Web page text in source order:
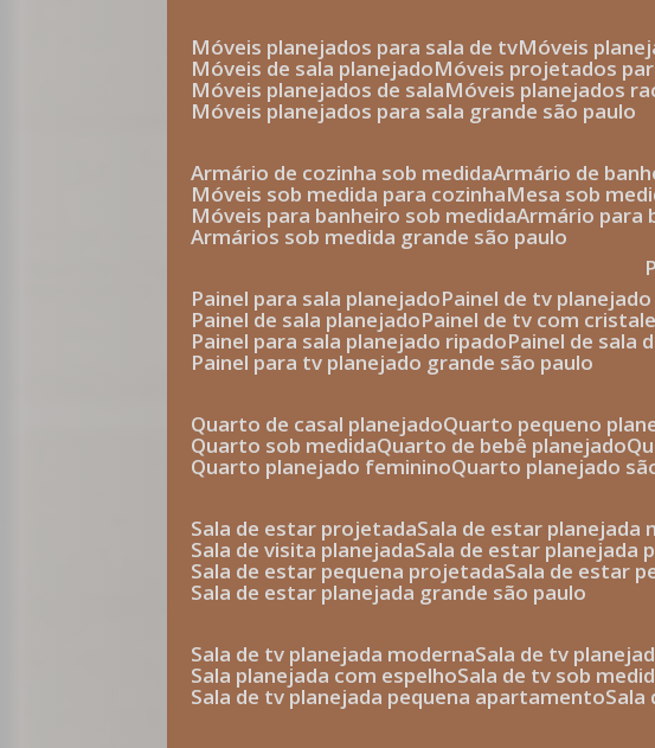
móveis planejados para sala de tv
móveis
móveis de sala planejado móveis projetados
móveis planejados de sala móveis planejados
móveis planejados para sala grande são paulo
armário de cozinha sob medida armário de
móveis sob medida para cozinha mesa sob
móveis para banheiro sob medida armário
armários sob medida grande são paulo
painel para sala planejado painel de tv
painel de sala planejado painel de tv com
painel para sala planejado ripado painel de sala
painel para tv planejado grande são paulo
quarto de casal planejado
quarto pequeno
quarto sob medida quarto de bebê planejado
quarto planejado feminino quarto planejado
sala de estar projetada sala de estar planejada
sala de visita planejada sala de estar
sala de estar pequena projetada sala de estar
sala de estar planejada grande são paulo
sala de tv planejada moderna sala de tv
sala planejada com espelho sala de tv sob
sala de tv planejada pequena apartamento